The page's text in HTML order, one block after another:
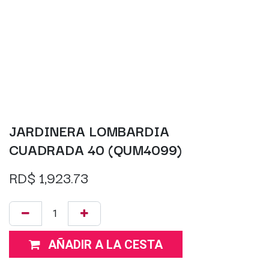
JARDINERA LOMBARDIA
CUADRADA 40 (QUM4099)
RD$ 1,923.73
AÑADIR A LA CESTA